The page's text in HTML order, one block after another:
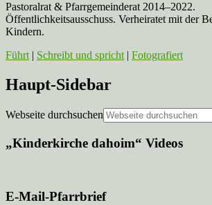
Pastoralrat & Pfarrgemeinderat 2014–2022.
Öffentlichkeitsausschuss. Verheiratet mit der
Kindern.
Führt | Schreibt und spricht | Fotografiert
Haupt-Sidebar
Webseite durchsuchen
„Kinderkirche dahoim“ Videos
E-Mail-Pfarrbrief